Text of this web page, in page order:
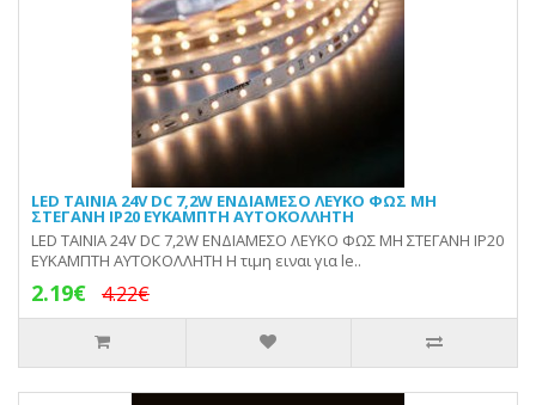
LED ΤΑΙΝΙΑ 24V DC 7,2W ΕΝΔΙΑΜΕΣΟ ΛΕΥΚΟ ΦΩΣ ΜΗ
ΣΤΕΓΑΝΗ IP20 ΕΥΚΑΜΠΤΗ ΑΥΤΟΚΟΛΛΗΤΗ
LED ΤΑΙΝΙΑ 24V DC 7,2W ΕΝΔΙΑΜΕΣΟ ΛΕΥΚΟ ΦΩΣ ΜΗ ΣΤΕΓΑΝΗ IP20
ΕΥΚΑΜΠΤΗ ΑΥΤΟΚΟΛΛΗΤΗ Η τιμη ειναι για le..
2.19€ 4.22€